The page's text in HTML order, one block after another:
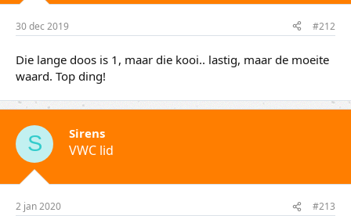
30 dec 2019 #212
Die lange doos is 1, maar die kooi.. lastig, maar de moeite
waard. Top ding!
S Sirens
VWC lid
2 jan 2020 #213